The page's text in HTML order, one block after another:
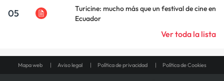
05
Turicine: mucho más que un festival de cine en
Ecuador
Ver toda la lista
Mapa web Aviso legal Política de privacidad Política de Cookies